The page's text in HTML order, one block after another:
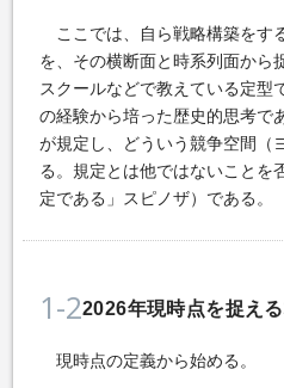
ここでは、自ら戦略構築をす
を、その横断面と時系列面から
スクールなどで教えている定型
の経験から培った歴史的思考で
が規定し、どういう競争空間（
る。規定とは他ではないことを
定である」スピノザ）である。
1-22026年現時点を捉え
現時点の定義から始める。